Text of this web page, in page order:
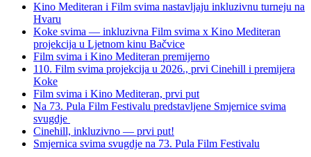
Kino Mediteran i Film svima nastavljaju inkluzivnu turneju na
Hvaru
Koke svima — inkluzivna Film svima x Kino Mediteran
projekcija u Ljetnom kinu Bačvice
Film svima i Kino Mediteran premijerno
110. Film svima projekcija u 2026., prvi Cinehill i premijera
Koke
Film svima i Kino Mediteran, prvi put
Na 73. Pula Film Festivalu predstavljene Smjernice svima
svugdje
Cinehill, inkluzivno — prvi put!
Smjernica svima svugdje na 73. Pula Film Festivalu